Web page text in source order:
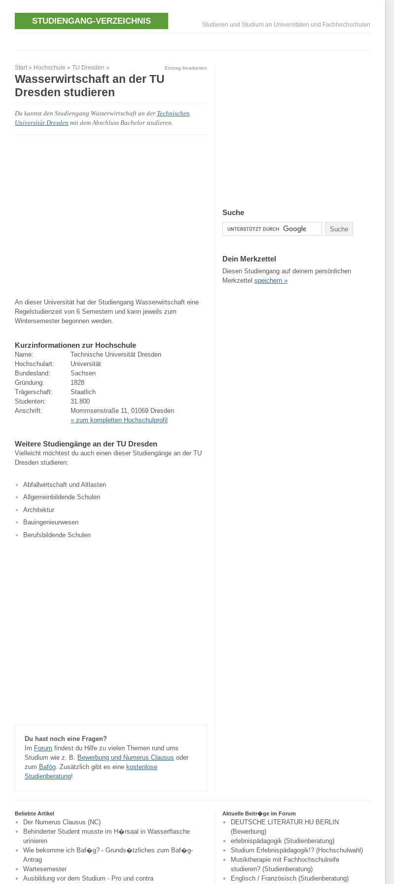
STUDIENGANG-VERZEICHNIS Studieren und Studium an Universitäten und Fachhochschulen
Start » Hochschule » TU Dresden » Eintrag bearbeiten
Wasserwirtschaft an der TU
Dresden studieren
Du kannst den Studiengang Wasserwirtschaft an der Technischen
Universität Dresden mit dem Abschluss Bachelor studieren.
An dieser Universität hat der Studiengang Wasserwirtschaft eine
Regelstudienzeit von 6 Semestern und kann jeweils zum
Wintersemester begonnen werden.
Kurzinformationen zur Hochschule
Name:
Technische Universität Dresden
Hochschulart:
Universität
Bundesland:
Sachsen
Gründung:
1828
Trägerschaft:
Staatlich
Studenten:
31.800
Anschrift:
Mommsenstraße 11, 01069 Dresden
» zum kompletten Hochschulprofil
Weitere Studiengänge an der TU Dresden
Vielleicht möchtest du auch einen dieser Studiengänge an der TU
Dresden studieren:
Abfallwirtschaft und Altlasten
Allgemeinbildende Schulen
Architektur
Bauingenieurwesen
Berufsbildende Schulen
Du hast noch eine Fragen?
Im Forum findest du Hilfe zu vielen Themen rund ums
Studium wie z. B. Bewerbung und Numerus Clausus oder
zum Bafög. Zusätzlich gibt es eine kostenlose
Studienberatung!
Suche
Dein Merkzettel
Diesen Studiengang auf deinem persönlichen
Merkzettel speichern »
Beliebte Artikel
Der Numerus Clausus (NC)
Behinderter Student musste im H�rsaal in Wasserflasche
urinieren
Wie bekomme ich Baf�g? - Grunds�tzliches zum Baf�g-
Antrag
Wartesemester
Ausbildung vor dem Studium - Pro und contra
Aktuelle Beitr�ge im Forum
DEUTSCHE LITERATUR HU BERLIN
(Bewerbung)
erlebnispädagogik (Studienberatung)
Studium Erlebnispädagogik!? (Hochschulwahl)
Musiktherapie mit Fachhochschulreife
studieren? (Studienberatung)
Englisch / Französisch (Studienberatung)